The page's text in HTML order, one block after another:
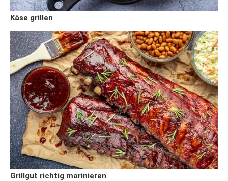
Käse grillen
Grillgut richtig marinieren